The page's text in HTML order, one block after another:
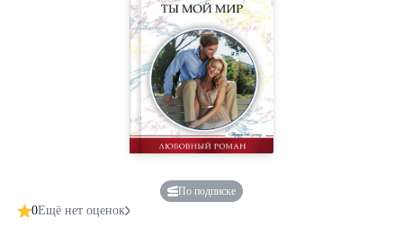
По подписке
0Ещё нет оценок